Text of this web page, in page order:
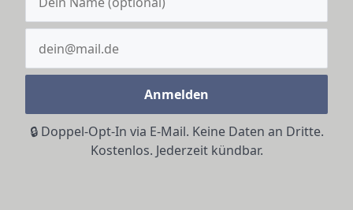
Anmelden
🔒 Doppel-Opt-In via E-Mail. Keine Daten an Dritte.
Kostenlos. Jederzeit kündbar.